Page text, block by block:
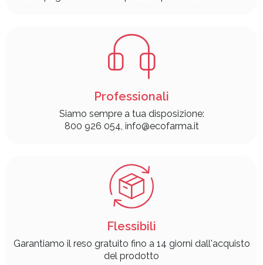
Professionali
Siamo sempre a tua disposizione:
800 926 054, info@ecofarma.it
Flessibili
Garantiamo il reso gratuito fino a 14 giorni dall'acquisto
del prodotto